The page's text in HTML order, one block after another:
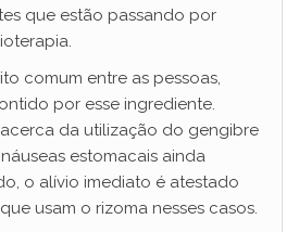
que estão passando por
comum entre as pessoas,
por esse ingrediente.
da utilização do gengibre
estomacais ainda
o alívio imediato é atestado
usam o rizoma nesses casos.